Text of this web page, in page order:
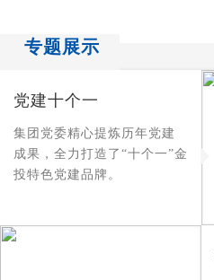
专题展示
党建十个一
集团党委精心提炼历年党建
成果，全力打造了“十个一”金
投特色党建品牌。